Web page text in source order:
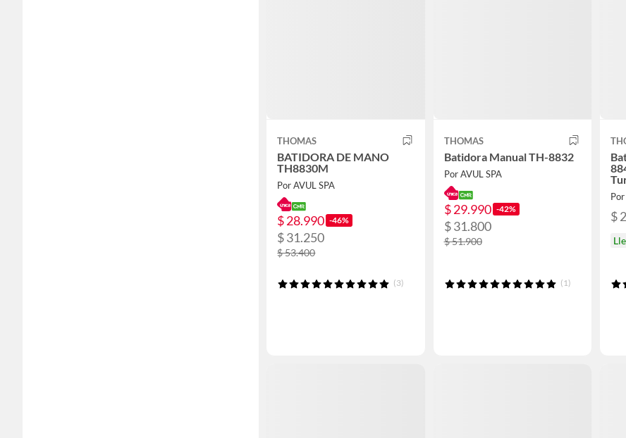
THOMAS
BATIDORA DE MANO
TH8830M
Por AVUL SPA
$ 28.990 -46%
$ 31.250
$ 53.400
(3)
THOMAS
Batidora Manual TH-8832
Por AVUL SPA
$ 29.990 -42%
$ 31.800
$ 51.900
(1)
$